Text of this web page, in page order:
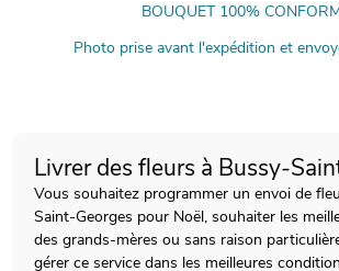
BOUQUET 100%
Photo prise avant l'expédition et
Livrer des fleurs à Bussy-
Vous souhaitez programmer un envoi de
Saint-Georges pour Noël, souhaiter les
des grands-mères ou sans raison
gérer ce service dans les meilleures